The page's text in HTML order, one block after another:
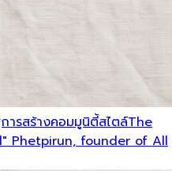
ารสร้างคอมมูนิตี้สไตล์The
Phetpirun, founder of All